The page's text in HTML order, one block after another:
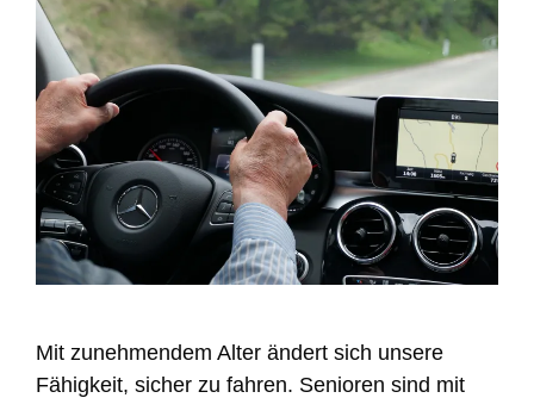
Mit zunehmendem Alter ändert sich unsere
Fähigkeit, sicher zu fahren. Senioren sind mit